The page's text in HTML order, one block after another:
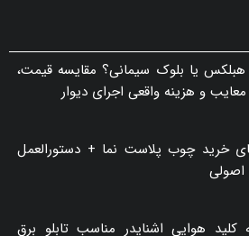
یا بلوک سیمانی؟ مقایسه قیمت،
و هزینه واقعی اجرای دیوار
خرید چوب پلاست نما + دستورالعمل
هوایی اشنایدر مناسب تابلو برق